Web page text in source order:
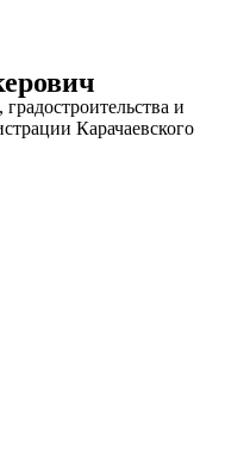
и
Карачаевского